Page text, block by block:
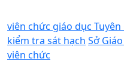
viên chức giáo dục Tuyên
kiểm tra sát hạch Sở
viên chức